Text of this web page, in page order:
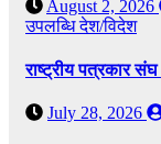
August 2, 2026
उपलब्धिदेश/विदेश
राष्ट्रीय पत्रकार
July 28, 2026